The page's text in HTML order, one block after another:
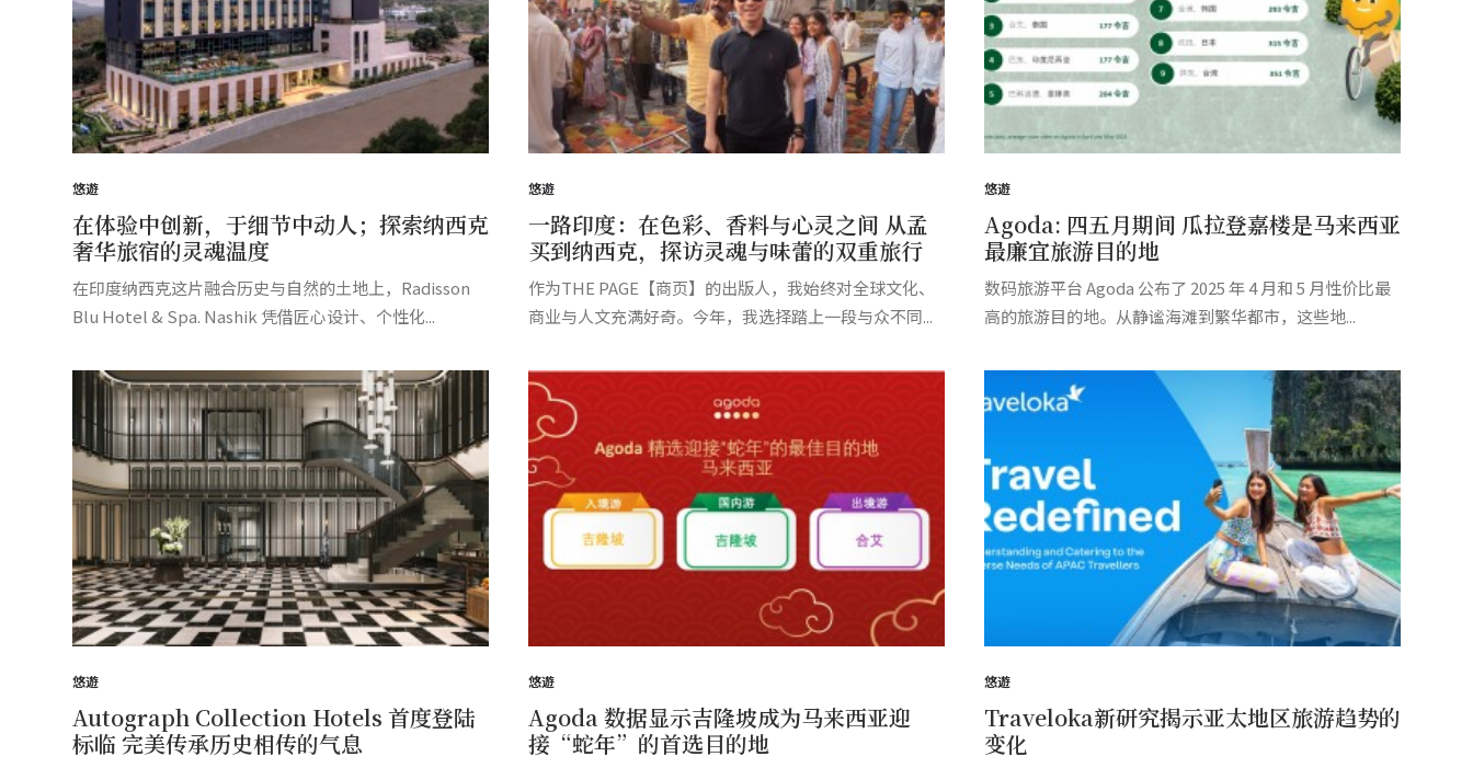
悠遊
在体验中创新，于细节中动人；探索纳西克
奢华旅宿的灵魂温度
在印度纳西克这片融合历史与自然的土地上，Radisson
Blu Hotel & Spa. Nashik 凭借匠心设计、个性化...
悠遊
一路印度：在色彩、香料与心灵之间 从孟
买到纳西克，探访灵魂与味蕾的双重旅行
作为THE PAGE【商页】的出版人，我始终对全球文化、
商业与人文充满好奇。今年，我选择踏上一段与众不同...
悠遊
Agoda: 四五月期间 瓜拉登嘉楼是马来西亚
最廉宜旅游目的地
数码旅游平台 Agoda 公布了 2025 年 4 月和 5 月性价比最
高的旅游目的地。从静谧海滩到繁华都市，这些地...
悠遊
Autograph Collection Hotels 首度登陆
标临 完美传承历史相传的气息
悠遊
Agoda 数据显示吉隆坡成为马来西亚迎
接“蛇年”的首选目的地
悠遊
Traveloka新研究揭示亚太地区旅游趋势的
变化